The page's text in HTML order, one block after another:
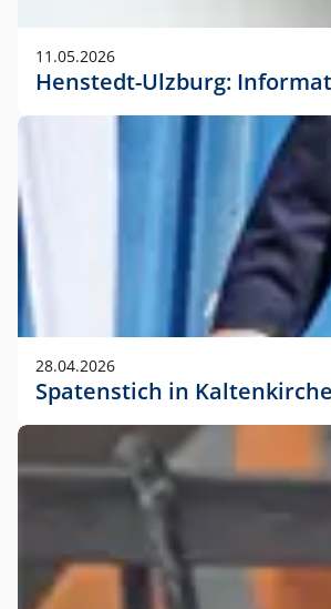
11.05.2026
Henstedt-Ulzburg:
28.04.2026
Spatenstich in